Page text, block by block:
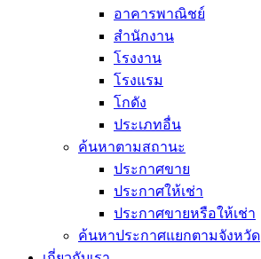
อาคารพาณิชย์
สำนักงาน
โรงงาน
โรงแรม
โกดัง
ประเภทอื่น
ค้นหาตามสถานะ
ประกาศขาย
ประกาศให้เช่า
ประกาศขายหรือให้เช่า
ค้นหาประกาศแยกตามจังหวัด